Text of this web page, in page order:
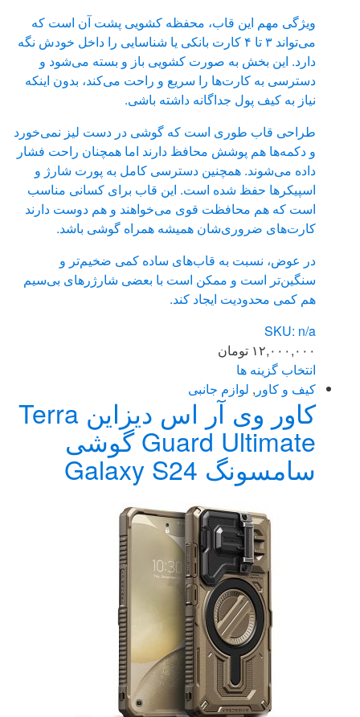
ویژگی مهم این قاب، محفظه کشویی پشت آن است که
می‌تواند ۳ تا ۴ کارت بانکی یا شناسایی را داخل خودش نگه
دارد. این بخش به صورت کشویی باز و بسته می‌شود و
دسترسی به کارت‌ها را سریع و راحت می‌کند، بدون اینکه
نیاز به کیف پول جداگانه داشته باشی.
طراحی قاب طوری است که گوشی در دست لیز نمی‌خورد
و دکمه‌ها هم پوشش محافظ دارند اما همچنان راحت فشار
داده می‌شوند. همچنین دسترسی کامل به پورت شارژ و
اسپیکرها حفظ شده است. این قاب برای کسانی مناسب
است که هم محافظت قوی می‌خواهند و هم دوست دارند
کارت‌های ضروری‌شان همیشه همراه گوشی باشد.
در عوض، نسبت به قاب‌های ساده کمی ضخیم‌تر و
سنگین‌تر است و ممکن است با بعضی شارژرهای بی‌سیم
هم کمی محدودیت ایجاد کند.
SKU: n/a
۱۲,۰۰۰,۰۰۰ تومان
انتخاب گزینه ها
این
محصول
دارای
انواع
مختلفی
می
کیف و کاور , لوازم جانبی
کاور وی آر اس دیزاین Terra
Guard Ultimate گوشی
سامسونگ Galaxy S24